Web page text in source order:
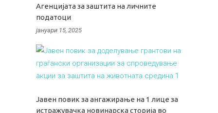
Агенцијата за заштита на личните
податоци
јануари 15, 2025
Јавен повик за ангажирање на 1 лице за
истражувачка новинарска сторија во